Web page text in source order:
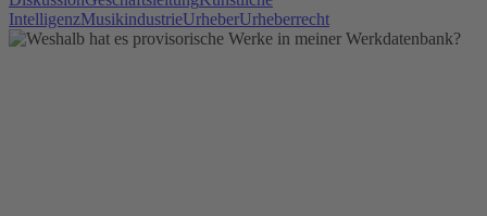
IntelligenzMusikindustrieUrheberUrheberrecht